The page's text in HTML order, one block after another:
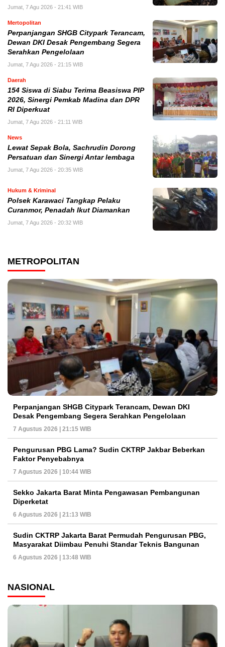
Jumat, 7 Agu 2026 - 21:41 WIB
Mertopolitan
Perpanjangan SHGB Citypark Terancam,
Dewan DKI Desak Pengembang Segera
Serahkan Pengelolaan
Jumat, 7 Agu 2026 - 21:15 WIB
Daerah
154 Siswa di Siabu Terima Beasiswa PIP
2026, Sinergi Pemkab Madina dan DPR
RI Diperkuat
Jumat, 7 Agu 2026 - 21:11 WIB
News
Lewat Sepak Bola, Sachrudin Dorong
Persatuan dan Sinergi Antar lembaga
Jumat, 7 Agu 2026 - 20:35 WIB
Hukum & Kriminal
Polsek Karawaci Tangkap Pelaku
Curanmor, Penadah Ikut Diamankan
Jumat, 7 Agu 2026 - 20:32 WIB
METROPOLITAN
Perpanjangan SHGB Citypark Terancam, Dewan DKI
Desak Pengembang Segera Serahkan Pengelolaan
7 Agustus 2026 | 21:15 WIB
Pengurusan PBG Lama? Sudin CKTRP Jakbar Beberkan
Faktor Penyebabnya
7 Agustus 2026 | 10:44 WIB
Sekko Jakarta Barat Minta Pengawasan Pembangunan
Diperketat
6 Agustus 2026 | 21:13 WIB
Sudin CKTRP Jakarta Barat Permudah Pengurusan PBG,
Masyarakat Diimbau Penuhi Standar Teknis Bangunan
6 Agustus 2026 | 13:48 WIB
NASIONAL